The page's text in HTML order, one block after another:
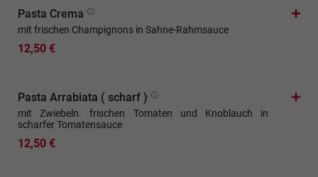
Pasta Crema
mit frischen Champignons in Sahne-Rahmsauce
12,50 €
Pasta Arrabiata ( scharf )
mit Zwiebeln. frischen Tomaten und Knoblauch in
scharfer Tomatensauce
12,50 €